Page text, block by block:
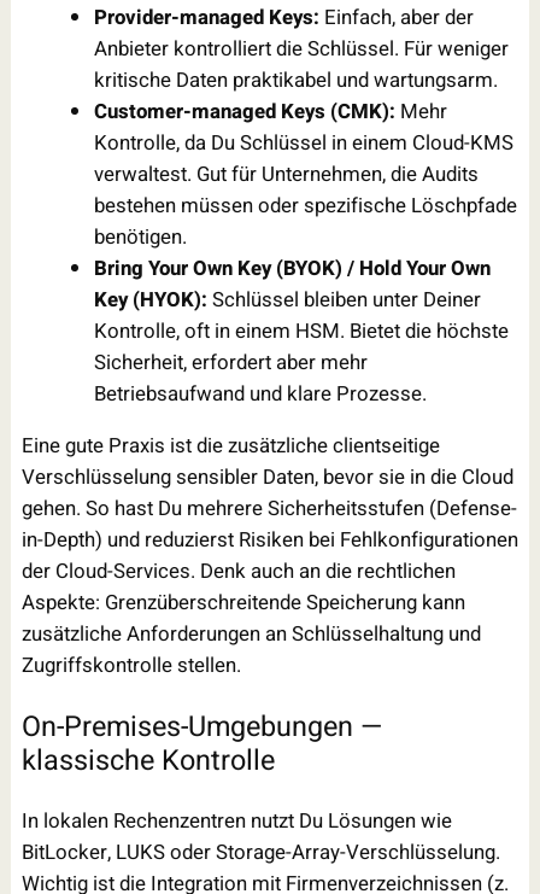
Provider-managed Keys: Einfach, aber der
Anbieter kontrolliert die Schlüssel. Für weniger
kritische Daten praktikabel und wartungsarm.
Customer-managed Keys (CMK): Mehr
Kontrolle, da Du Schlüssel in einem Cloud-KMS
verwaltest. Gut für Unternehmen, die Audits
bestehen müssen oder spezifische Löschpfade
benötigen.
Bring Your Own Key (BYOK) / Hold Your Own
Key (HYOK): Schlüssel bleiben unter Deiner
Kontrolle, oft in einem HSM. Bietet die höchste
Sicherheit, erfordert aber mehr
Betriebsaufwand und klare Prozesse.
Eine gute Praxis ist die zusätzliche clientseitige
Verschlüsselung sensibler Daten, bevor sie in die Cloud
gehen. So hast Du mehrere Sicherheitsstufen (Defense-
in-Depth) und reduzierst Risiken bei Fehlkonfigurationen
der Cloud-Services. Denk auch an die rechtlichen
Aspekte: Grenzüberschreitende Speicherung kann
zusätzliche Anforderungen an Schlüsselhaltung und
Zugriffskontrolle stellen.
On-Premises-Umgebungen —
klassische Kontrolle
In lokalen Rechenzentren nutzt Du Lösungen wie
BitLocker, LUKS oder Storage-Array-Verschlüsselung.
Wichtig ist die Integration mit Firmenverzeichnissen (z.